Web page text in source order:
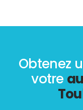
Obtenez
votre